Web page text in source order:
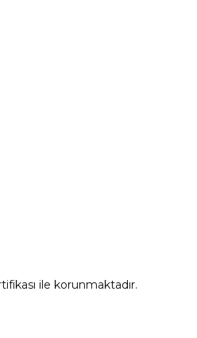
ile korunmaktadır.